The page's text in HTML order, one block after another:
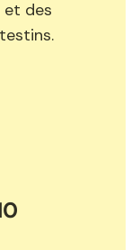
et des